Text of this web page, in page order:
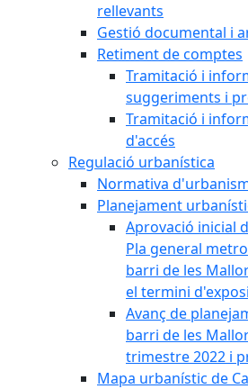
rellevants
Gestió documental i
Retiment de comptes
Tramitació i
suggeriments i
Tramitació i
d'accés
Regulació urbanística
Normativa
Planejament
Aprovació inicial
Pla general
barri de les
el termini
Avanç de
barri de les
trimestre 2022 i
Mapa urbanístic de